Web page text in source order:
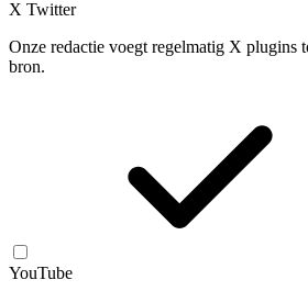
X Twitter
Onze redactie voegt regelmatig X plugins
bron.
YouTube